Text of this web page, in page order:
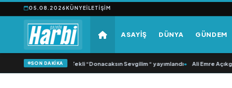
05.08.2026KÜNYEİLETIŞIM
ASAYİŞ DÜNYA GÜNDEM
SON DAKİKA
Samlı ‘dan İkinci Tekli “Donacaksın Sevgilim “ yayımlandı• Ali Emre Açıkgöz